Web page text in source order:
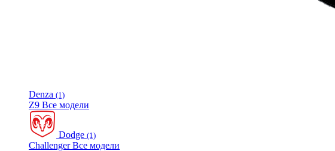
Denza (1)
Z9 Все модели
Dodge (1)
ChallengerВсе модели